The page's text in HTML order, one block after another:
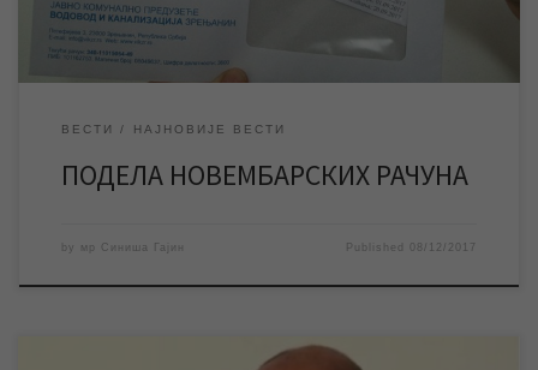
ВЕСТИ НАЈНОВИЈЕ ВЕСТИ
ПОДЕЛА НОВЕМБАРСКИХ РАЧУНА
by мр Синиша Гајин Published 08/12/2017